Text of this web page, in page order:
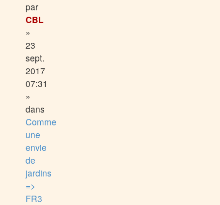
par
CBL
»
23
sept.
2017
07:31
»
dans
Comme
une
envie
de
jardins
=>
FR3